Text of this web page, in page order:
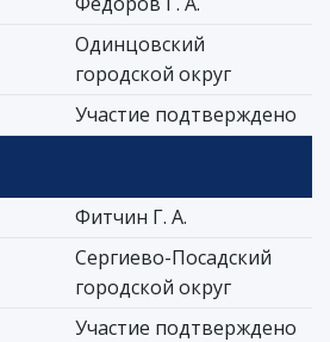
Одинцовский
городской округ
Участие подтверждено
Фитчин Г. А.
Сергиево-Посадский
городской округ
Участие подтверждено